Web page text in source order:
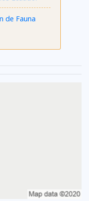
de Fauna